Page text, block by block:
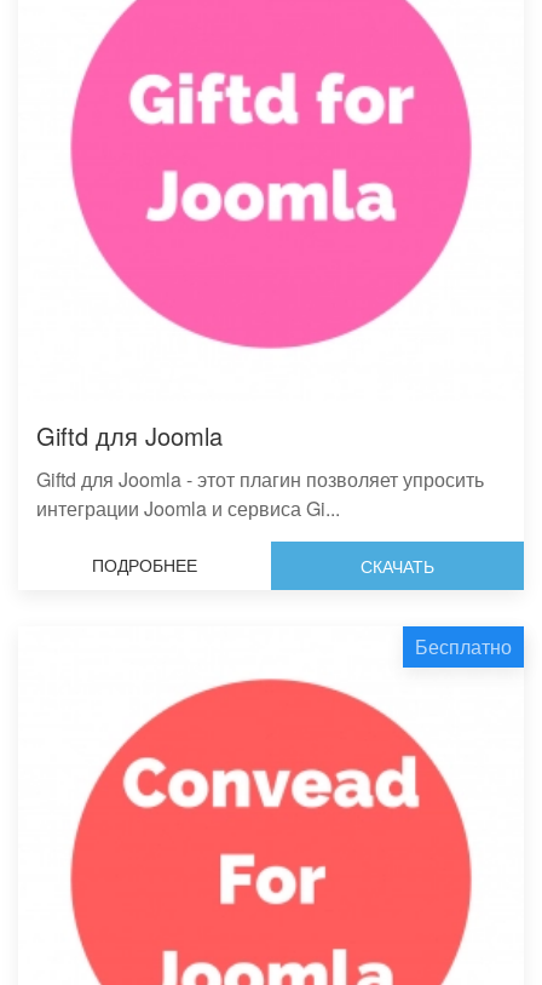
Giftd для Joomla
Giftd для Joomla - этот плагин позволяет упросить
интеграции Joomla и сервиса Gi...
ПОДРОБНЕЕ СКАЧАТЬ
Бесплатно